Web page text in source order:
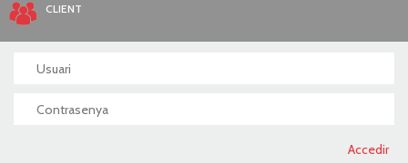
CLIENT